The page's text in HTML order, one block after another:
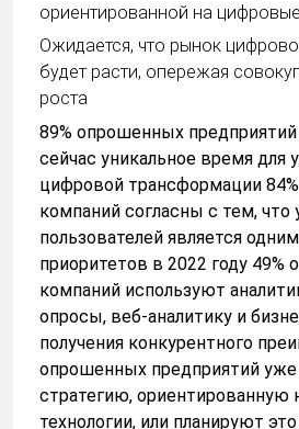
ориентированной на
Ожидается, что рынок
будет расти, опережая
роста
89% опрошенных предприятий
сейчас уникальное время для
цифровой трансформации
компаний согласны с тем, что
пользователей является
приоритетов в 2022 году 49%
компаний используют
опросы, веб-аналитику и
получения конкурентного
опрошенных предприятий уже
стратегию,
технологии, или планируют